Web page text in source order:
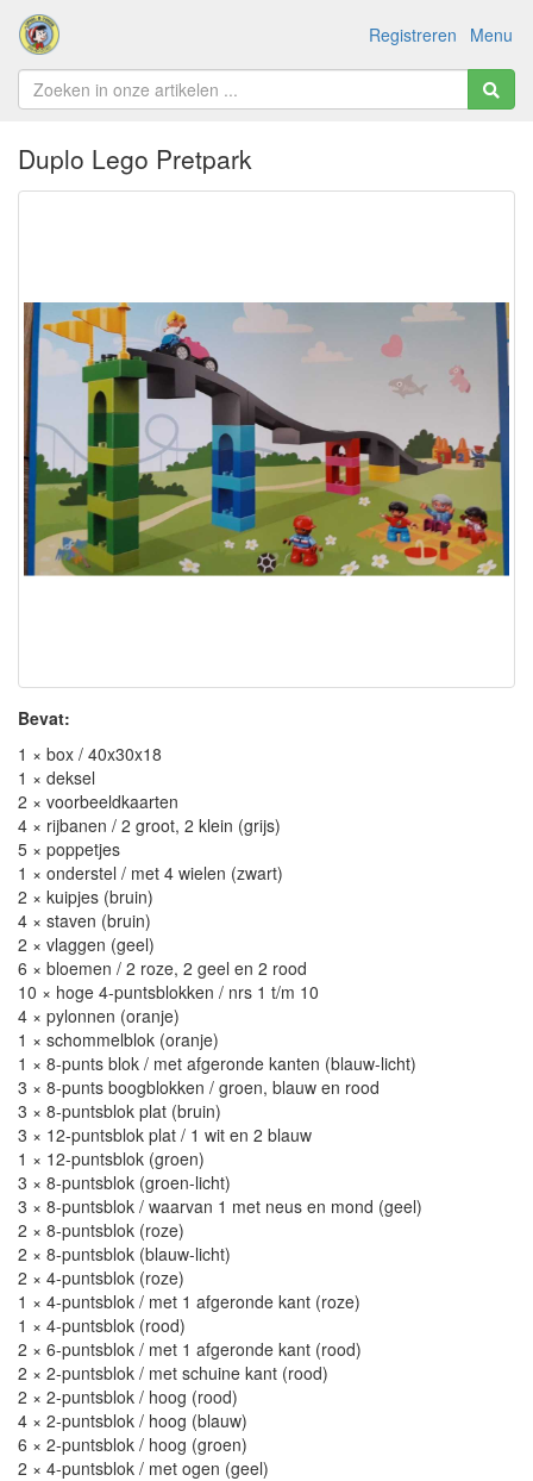
Menu
Registreren
Duplo Lego Pretpark
Bevat:
1 × box / 40x30x18
1 × deksel
2 × voorbeeldkaarten
4 × rijbanen / 2 groot, 2 klein (grijs)
5 × poppetjes
1 × onderstel / met 4 wielen (zwart)
2 × kuipjes (bruin)
4 × staven (bruin)
2 × vlaggen (geel)
6 × bloemen / 2 roze, 2 geel en 2 rood
10 × hoge 4-puntsblokken / nrs 1 t/m 10
4 × pylonnen (oranje)
1 × schommelblok (oranje)
1 × 8-punts blok / met afgeronde kanten (blauw-licht)
3 × 8-punts boogblokken / groen, blauw en rood
3 × 8-puntsblok plat (bruin)
3 × 12-puntsblok plat / 1 wit en 2 blauw
1 × 12-puntsblok (groen)
3 × 8-puntsblok (groen-licht)
3 × 8-puntsblok / waarvan 1 met neus en mond (geel)
2 × 8-puntsblok (roze)
2 × 8-puntsblok (blauw-licht)
2 × 4-puntsblok (roze)
1 × 4-puntsblok / met 1 afgeronde kant (roze)
1 × 4-puntsblok (rood)
2 × 6-puntsblok / met 1 afgeronde kant (rood)
2 × 2-puntsblok / met schuine kant (rood)
2 × 2-puntsblok / hoog (rood)
4 × 2-puntsblok / hoog (blauw)
6 × 2-puntsblok / hoog (groen)
2 × 4-puntsblok / met ogen (geel)